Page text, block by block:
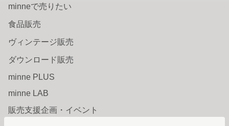
minneで売りたい
食品販売
ヴィンテージ販売
ダウンロード販売
minne PLUS
minne LAB
販売支援企画・イベント